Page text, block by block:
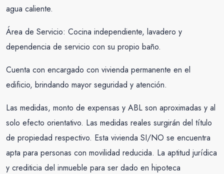
agua caliente.
Área de Servicio: Cocina independiente, lavadero y
dependencia de servicio con su propio baño.
Cuenta con encargado con vivienda permanente en el
edificio, brindando mayor seguridad y atención.
Las medidas, monto de expensas y ABL son aproximadas y al
solo efecto orientativo. Las medidas reales surgirán del título
de propiedad respectivo. Esta vivienda SI/NO se encuentra
apta para personas con movilidad reducida. La aptitud jurídica
y crediticia del inmueble para ser dado en hipoteca